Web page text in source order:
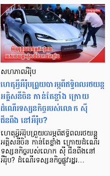
សហភាពអឺរ៉ុប
ហេតុអ្វីអឺរ៉ុបព្រួយបារម្ភពីឥទ្ធិពលរថយន្ត
អគ្គិសនីចិន កាន់តែខ្លាំង ក្រោយ
ដំណើរទស្សនកិច្ចរបស់លោក ស៊ី
ជីនពីង នៅអឺរ៉ុប?
ហេតុអ្វីអឺរ៉ុបព្រួយបារម្ភពីឥទ្ធិពលរថយន្ត
អគ្គិសនីចិន កាន់តែខ្លាំង ក្រោយដំណើរ
ទស្សនកិច្ចរបស់លោក ស៊ី ជីនពីងនៅ
អឺរ៉ុប? ដំណើរទស្សនកិច្ចផ្លូវរដ្ឋរ…